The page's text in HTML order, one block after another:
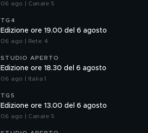
06 ago | Canale 5
TG4
Edizione ore 19.00 del 6 agosto
06 ago | Rete 4
STUDIO APERTO
Edizione ore 18.30 del 6 agosto
06 ago | Italia 1
TG5
Edizione ore 13.00 del 6 agosto
06 ago | Canale 5